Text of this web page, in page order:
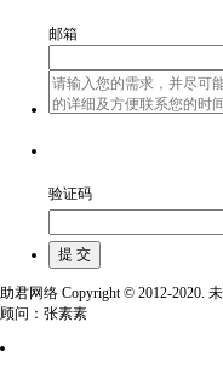
邮箱
验证码
助君网络 Copyright © 2012-2020.
顾问：张素素